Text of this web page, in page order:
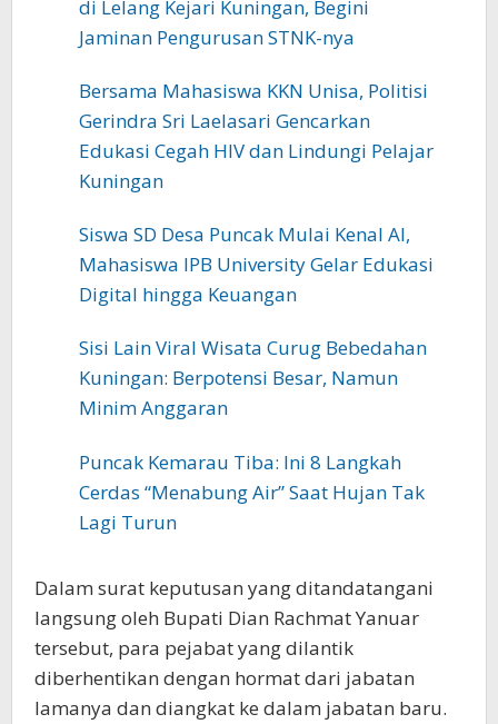
di Lelang Kejari Kuningan, Begini
Jaminan Pengurusan STNK-nya
Bersama Mahasiswa KKN Unisa, Politisi
Gerindra Sri Laelasari Gencarkan
Edukasi Cegah HIV dan Lindungi Pelajar
Kuningan
Siswa SD Desa Puncak Mulai Kenal AI,
Mahasiswa IPB University Gelar Edukasi
Digital hingga Keuangan
Sisi Lain Viral Wisata Curug Bebedahan
Kuningan: Berpotensi Besar, Namun
Minim Anggaran
Puncak Kemarau Tiba: Ini 8 Langkah
Cerdas “Menabung Air” Saat Hujan Tak
Lagi Turun
‎‎Dalam surat keputusan yang ditandatangani
langsung oleh Bupati Dian Rachmat Yanuar
tersebut, para pejabat yang dilantik
diberhentikan dengan hormat dari jabatan
lamanya dan diangkat ke dalam jabatan baru.